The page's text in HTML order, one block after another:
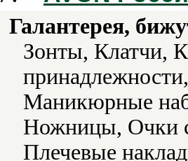
Галантерея,
Зонты, Клатчи,
Маникюрные
Ножницы, Очки
Плечевые